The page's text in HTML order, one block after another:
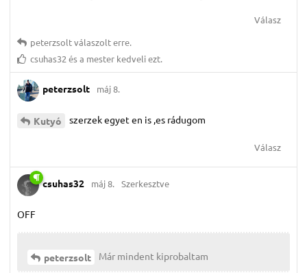
Válasz
peterzsoltválaszolt erre.
csuhas32 ésa mester kedveli ezt.
peterzsolt máj 8.
Kutyó szerzek egyet en is ,es rádugom
Válasz
csuhas32 máj 8. Szerkesztve
OFF
peterzsolt Már mindent kiprobaltam